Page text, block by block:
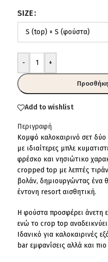
SIZE
- +
Add to wishlist
Περιγραφή
Κομψό καλοκαιρινό σετ
με ιδιαίτερες μπλε
φρέσκο και νησιώτικο
cropped top με λεπτές
βολάν, δημιουργώντας ένα
έντονη resort αισθητική.
Η φούστα προσφέρει άνετη
ενώ το crop top αναδεικνύει
Ιδανικό για καλοκαιρινές
bar εμφανίσεις αλλά και